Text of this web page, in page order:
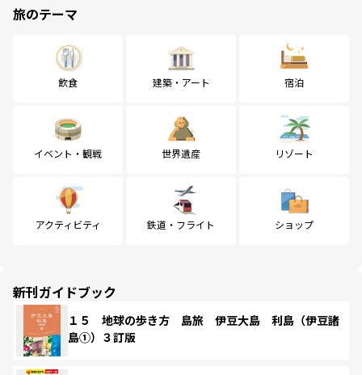
旅のテーマ
飲食 建築・アート 宿泊
イベント・観戦 世界遺産 リゾート
アクティビティ 鉄道・フライト ショップ
新刊ガイドブック
１５ 地球の歩き方 島旅 伊豆大島 利島（伊豆諸
島①）３訂版